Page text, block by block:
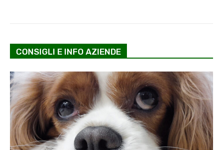
CONSIGLI E INFO AZIENDE